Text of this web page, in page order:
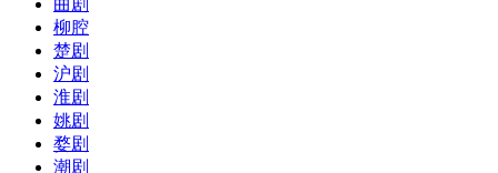
曲剧
柳腔
楚剧
沪剧
淮剧
姚剧
婺剧
潮剧